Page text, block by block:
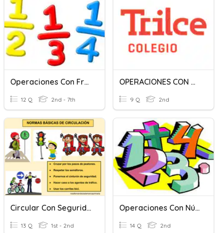
Operaciones Con Fracciones
12 Q 2nd - 7th
OPERACIONES CON DECIMALES
9 Q 2nd
Circular Con Seguridad
13 Q 1st - 2nd
Operaciones Con Números Enteros
14 Q 2nd